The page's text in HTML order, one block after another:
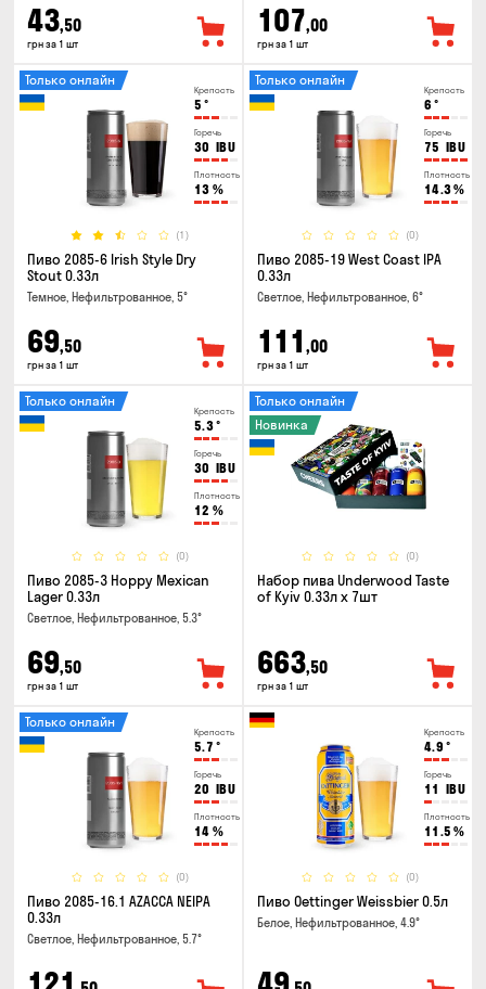
43,50
грн за 1 шт
107,00
грн за 1 шт
Крепость
5 °
Горечь
30 IBU
Плотность
13 %
(1)
Только онлайн
Пиво 2085-6 Irish Style Dry
Stout 0.33л
Темное, Нефильтрованное, 5°
69,50
грн за 1 шт
Крепость
6 °
Горечь
75 IBU
Плотность
14.3%
(0)
Только онлайн
Пиво 2085-19 West Coast IPA
0.33л
Светлое, Нефильтрованное, 6°
111 ,00
грн за 1 шт
Крепость
5.3°
Горечь
30 IBU
Плотность
12 %
(0)
Только онлайн
Пиво 2085-3 Hoppy Mexican
Lager 0.33л
Светлое, Нефильтрованное, 5.3°
69,50
грн за 1 шт
(0)
Только онлайн
Новинка
Набор пива Underwood Taste
of Kyiv 0.33л x 7шт
663,50
грн за 1 шт
Крепость
5.7 °
Горечь
20 IBU
Плотность
14 %
(0)
Только онлайн
Пиво 2085-16.1 AZACCA NEIPA
0.33л
Светлое, Нефильтрованное, 5.7°
Крепость
4.9 °
Горечь
11 IBU
Плотность
11.5 %
(0)
Пиво Oettinger Weissbier 0.5л
Белое, Нефильтрованное, 4.9°